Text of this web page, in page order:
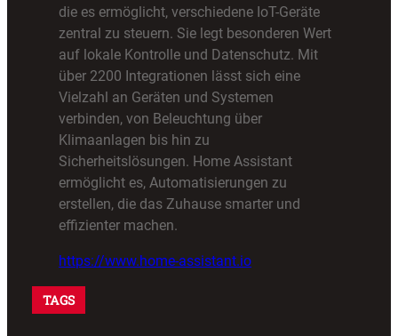
die es ermöglicht, verschiedene IoT-Geräte
zentral zu steuern. Sie legt besonderen Wert
auf lokale Kontrolle und Datenschutz. Mit
über 2200 Integrationen lässt sich eine
Vielzahl an Geräten und Systemen
verbinden, von Beleuchtung über
Klimaanlagen bis hin zu
Sicherheitslösungen. Home Assistant
ermöglicht es, Automatisierungen zu
erstellen, die das Zuhause smarter und
effizienter machen.
https://www.home-assistant.io
TAGS